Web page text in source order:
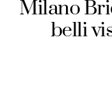
Milano
belli